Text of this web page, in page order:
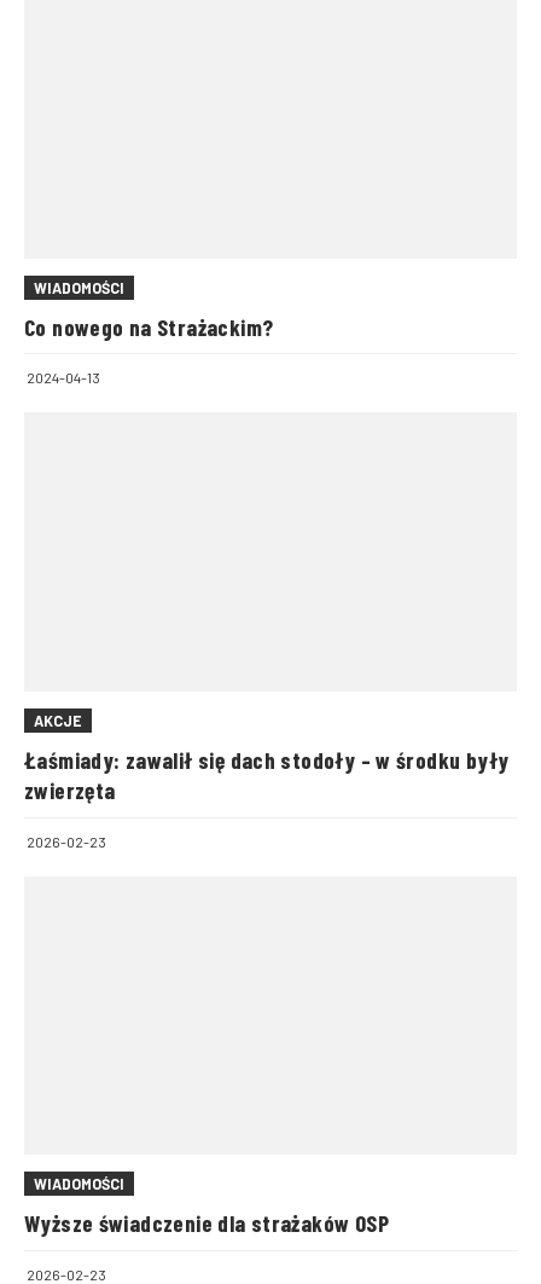
WIADOMOŚCI
Co nowego na Strażackim?
2024-04-13
AKCJE
Łaśmiady: zawalił się dach stodoły – w środku były
zwierzęta
2026-02-23
WIADOMOŚCI
Wyższe świadczenie dla strażaków OSP
2026-02-23